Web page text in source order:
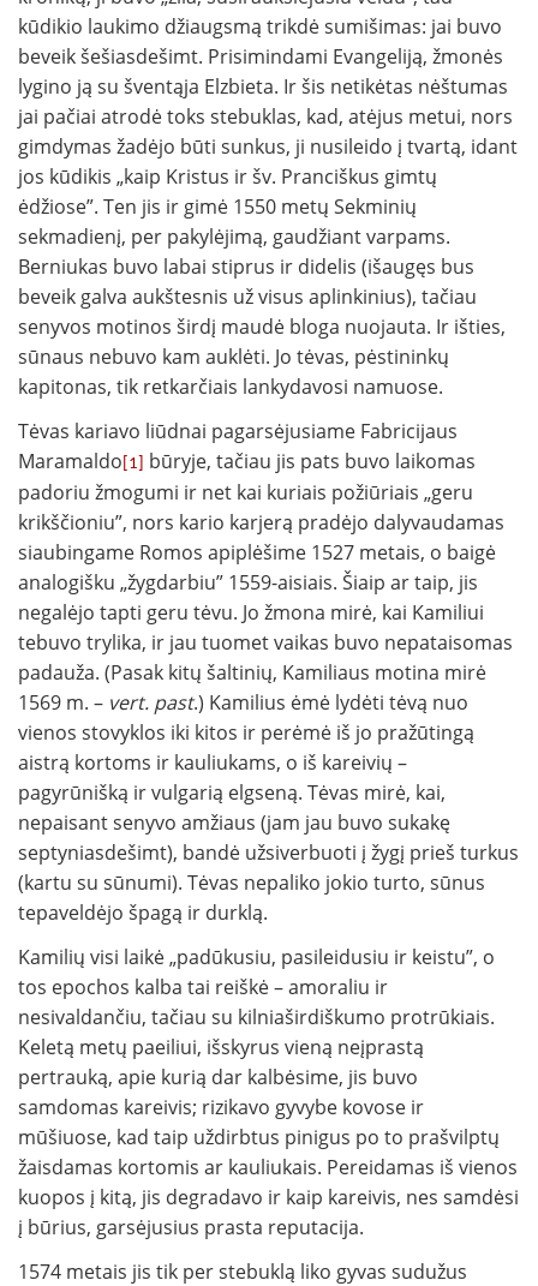
kūdikio laukimo džiaugsmą trikdė sumišimas: jai buvo
beveik šešiasdešimt. Prisimindami Evangeliją, žmonės
lygino ją su šventąja Elzbieta. Ir šis netikėtas nėštumas
jai pačiai atrodė toks stebuklas, kad, atėjus metui, nors
gimdymas žadėjo būti sunkus, ji nusileido į tvartą, idant
jos kūdikis „kaip Kristus ir šv. Pranciškus gimtų
ėdžiose”. Ten jis ir gimė 1550 metų Sekminių
sekmadienį, per pakylėjimą, gaudžiant varpams.
Berniukas buvo labai stiprus ir didelis (išaugęs bus
beveik galva aukštesnis už visus aplinkinius), tačiau
senyvos motinos širdį maudė bloga nuojauta. Ir išties,
sūnaus nebuvo kam auklėti. Jo tėvas, pėstininkų
kapitonas, tik retkarčiais lankydavosi namuose.
Tėvas kariavo liūdnai pagarsėjusiame Fabricijaus
Maramaldo [1]
būryje, tačiau jis pats buvo laikomas
padoriu žmogumi ir net kai kuriais požiūriais „geru
krikščioniu”, nors kario karjerą pradėjo dalyvaudamas
siaubingame Romos apiplėšime 1527 metais, o baigė
analogišku „žygdarbiu” 1559-aisiais. Šiaip ar taip, jis
negalėjo tapti geru tėvu. Jo žmona mirė, kai Kamiliui
tebuvo trylika, ir jau tuomet vaikas buvo nepataisomas
padauža. (Pasak kitų šaltinių, Kamiliaus motina mirė
1569 m. – vert. past.) Kamilius ėmė lydėti tėvą nuo
vienos stovyklos iki kitos ir perėmė iš jo pražūtingą
aistrą kortoms ir kauliukams, o iš kareivių –
pagyrūnišką ir vulgarią elgseną. Tėvas mirė, kai,
nepaisant senyvo amžiaus (jam jau buvo sukakę
septyniasdešimt), bandė užsiverbuoti į žygį prieš turkus
(kartu su sūnumi). Tėvas nepaliko jokio turto, sūnus
tepaveldėjo špagą ir durklą.
Kamilių visi laikė „padūkusiu, pasileidusiu ir keistu”, o
tos epochos kalba tai reiškė – amoraliu ir
nesivaldančiu, tačiau su kilniaširdiškumo protrūkiais.
Keletą metų paeiliui, išskyrus vieną neįprastą
pertrauką, apie kurią dar kalbėsime, jis buvo
samdomas kareivis; rizikavo gyvybe kovose ir
mūšiuose, kad taip uždirbtus pinigus po to prašvilptų
žaisdamas kortomis ar kauliukais. Pereidamas iš vienos
kuopos į kitą, jis degradavo ir kaip kareivis, nes samdėsi
į būrius, garsėjusius prasta reputacija.
1574 metais jis tik per stebuklą liko gyvas sudužus